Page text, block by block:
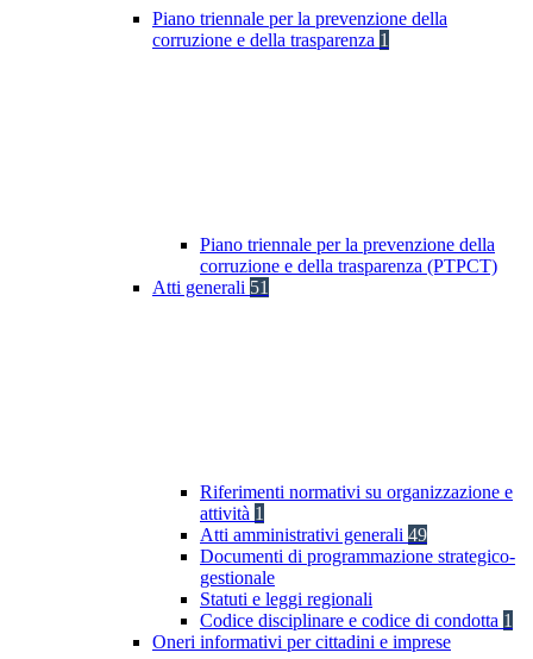
Piano triennale per la prevenzione della
corruzione e della trasparenza 1
Piano triennale per la prevenzione della
corruzione e della trasparenza (PTPCT)
Atti generali 51
Riferimenti normativi su organizzazione e
attività 1
Atti amministrativi generali 49
Documenti di programmazione strategico-
gestionale
Statuti e leggi regionali
Codice disciplinare e codice di condotta 1
Oneri informativi per cittadini e imprese